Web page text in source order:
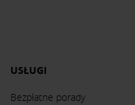
USŁUGI
Bezpłatne porady